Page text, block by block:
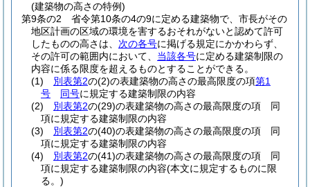
(建築物の高さの特例)
第9条の2
省令第10条の4の9に定める建築物で、市長がその
地区計画の区域の環境を害するおそれがないと認めて許可
したものの高さは、 次の各号に掲げる規定にかかわらず、
その許可の範囲内において、 当該各号に定める建築制限の
内容に係る限度を超えるものとすることができる。
(1)
別表第2の(2)の表建築物の高さの最高限度の項第1
号
同号に規定する建築制限の内容
(2)
別表第2の(29)の表建築物の高さの最高限度の項 同
項に規定する建築制限の内容
(3)
別表第2の(40)の表建築物の高さの最高限度の項 同
項に規定する建築制限の内容
(4)
別表第2の(41)の表建築物の高さの最高限度の項 同
項に規定する建築制限の内容(本文に規定するものに限
る。)